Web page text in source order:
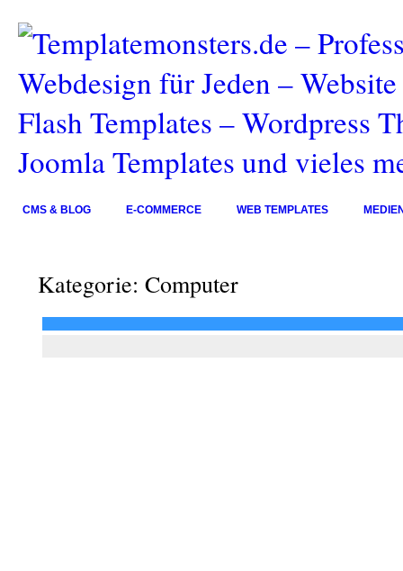
CMS & BLOG E-COMMERCE WEB TEMPLATES
Kategorie: Computer